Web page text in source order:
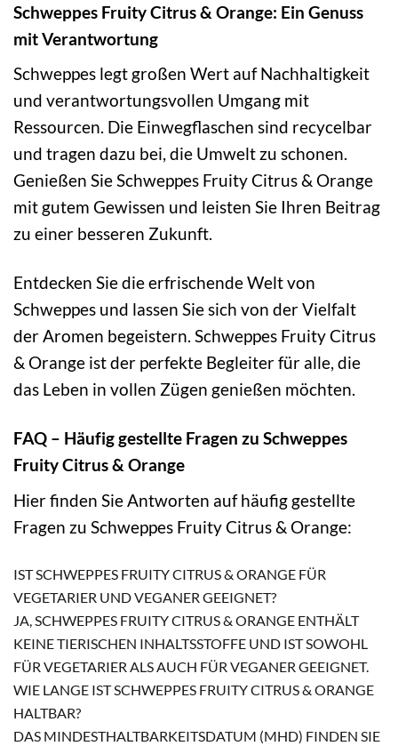
Schweppes Fruity Citrus & Orange: Ein Genuss
mit Verantwortung
Schweppes legt großen Wert auf Nachhaltigkeit
und verantwortungsvollen Umgang mit
Ressourcen. Die Einwegflaschen sind recycelbar
und tragen dazu bei, die Umwelt zu schonen.
Genießen Sie Schweppes Fruity Citrus & Orange
mit gutem Gewissen und leisten Sie Ihren Beitrag
zu einer besseren Zukunft.
Entdecken Sie die erfrischende Welt von
Schweppes und lassen Sie sich von der Vielfalt
der Aromen begeistern. Schweppes Fruity Citrus
& Orange ist der perfekte Begleiter für alle, die
das Leben in vollen Zügen genießen möchten.
FAQ – Häufig gestellte Fragen zu Schweppes
Fruity Citrus & Orange
Hier finden Sie Antworten auf häufig gestellte
Fragen zu Schweppes Fruity Citrus & Orange:
IST SCHWEPPES FRUITY CITRUS & ORANGE FÜR
VEGETARIER UND VEGANER GEEIGNET?
JA, SCHWEPPES FRUITY CITRUS & ORANGE ENTHÄLT
KEINE TIERISCHEN INHALTSSTOFFE UND IST SOWOHL
FÜR VEGETARIER ALS AUCH FÜR VEGANER GEEIGNET.
WIE LANGE IST SCHWEPPES FRUITY CITRUS & ORANGE
HALTBAR?
DAS MINDESTHALTBARKEITSDATUM (MHD) FINDEN SIE